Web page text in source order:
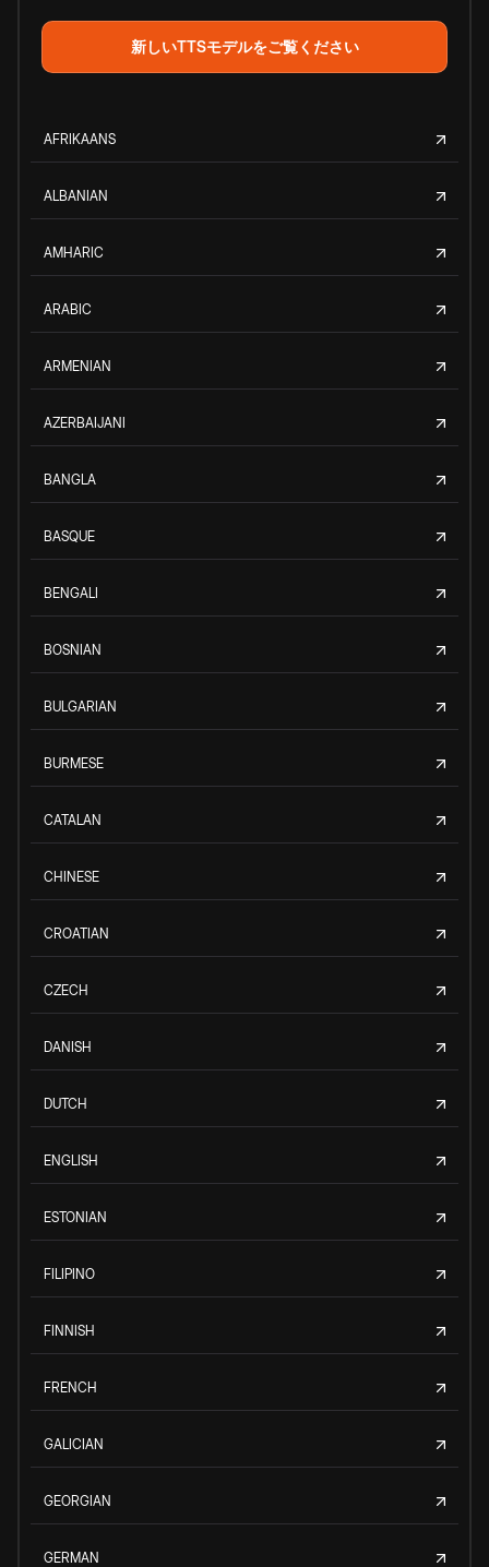
新しいTTSモデルをご覧ください
AFRIKAANS
ALBANIAN
AMHARIC
ARABIC
ARMENIAN
AZERBAIJANI
BANGLA
BASQUE
BENGALI
BOSNIAN
BULGARIAN
BURMESE
CATALAN
CHINESE
CROATIAN
CZECH
DANISH
DUTCH
ENGLISH
ESTONIAN
FILIPINO
FINNISH
FRENCH
GALICIAN
GEORGIAN
GERMAN